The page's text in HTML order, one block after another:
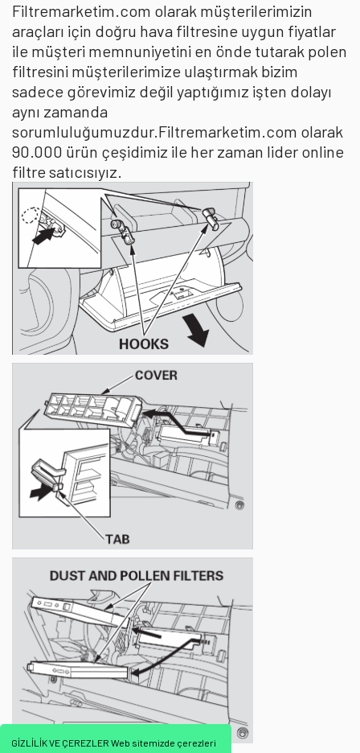
GİZLİLİK VE ÇEREZLER Web sitemizde çerezleri
Filtremarketim.com olarak müşterilerimizin
araçları için doğru hava filtresine uygun fiyatlar
ile müşteri memnuniyetini en önde tutarak polen
filtresini müşterilerimize ulaştırmak bizim
sadece görevimiz değil yaptığımız işten dolayı
aynı zamanda
sorumluluğumuzdur.Filtremarketim.com olarak
90.000 ürün çeşidimiz ile her zaman lider online
filtre satıcısıyız.